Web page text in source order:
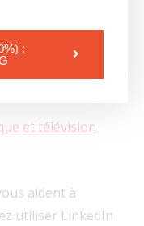
que vous
et télévision
aident à
utiliser LinkedIn
: